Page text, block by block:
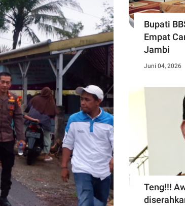
Bupati
Empat
Jambi
Juni 04, 2026
Teng!!!